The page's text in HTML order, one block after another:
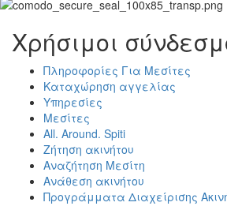
Χρήσιμοι
Πληροφορίες Για Μεσίτες
Καταχώρηση αγγελίας
Υπηρεσίες
Μεσίτες
All. Around. Spiti
Ζήτηση ακινήτου
Αναζήτηση Μεσίτη
Ανάθεση ακινήτου
Προγράμματα Διαχείρισης